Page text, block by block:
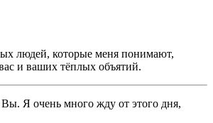
людей, которые меня понимают,
и ваших тёплых объятий.
Я очень много жду от этого дня,